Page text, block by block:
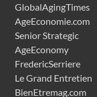
GlobalAgingTimes
AgeEconomie.com
Senior Strategic
AgeEconomy
FredericSerriere
Le Grand Entretien
BienEtremag.com